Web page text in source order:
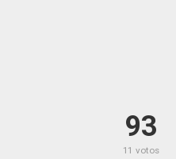
93
11 votos